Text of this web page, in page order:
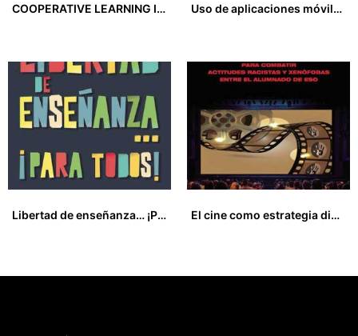
COOPERATIVE LEARNING IN CHINA’S EFL AND ESL SETTINGS
Uso de aplicaciones móviles para fomentar y mejorar el aprendizaje
Libertad de enseñanza… ¡Para todos!
El cine como estrategia didáctica para combatir actitudes racistas y xenófobas entre el alumnado de ESO